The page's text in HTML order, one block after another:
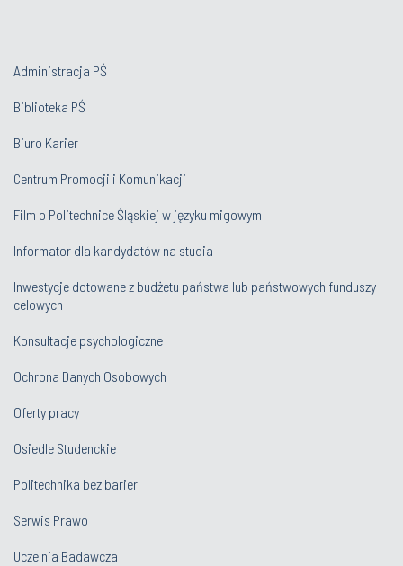
Administracja PŚ
Biblioteka PŚ
Biuro Karier
Centrum Promocji i Komunikacji
Film o Politechnice Śląskiej w języku migowym
Informator dla kandydatów na studia
Inwestycje dotowane z budżetu państwa lub państwowych funduszy
celowych
Konsultacje psychologiczne
Ochrona Danych Osobowych
Oferty pracy
Osiedle Studenckie
Politechnika bez barier
Serwis Prawo
Uczelnia Badawcza